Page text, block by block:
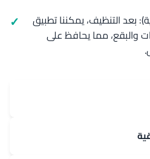
بعد التنظيف، يمكننا تطبيق
والبقع، مما يحافظ على